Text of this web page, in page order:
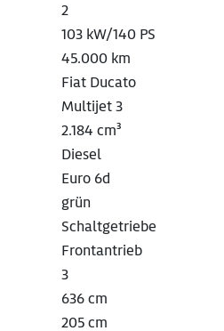
2
103 kW/140 PS
45.000 km
Fiat Ducato
Multijet 3
2.184 cm³
Diesel
Euro 6d
grün
Schaltgetriebe
Frontantrieb
3
636 cm
205 cm